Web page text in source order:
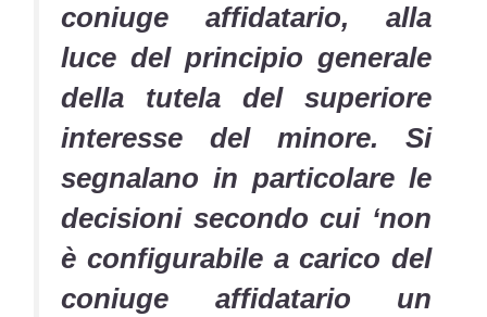
coniuge affidatario, alla
luce del principio generale
della tutela del superiore
interesse del minore. Si
segnalano in particolare le
decisioni secondo cui ‘non
è configurabile a carico del
coniuge affidatario un